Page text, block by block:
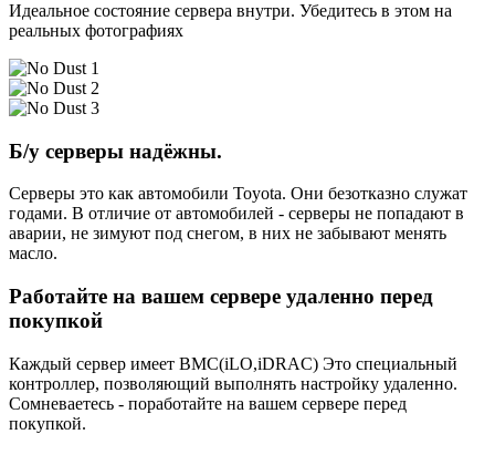
Идеальное состояние сервера внутри. Убедитесь в этом на
реальных фотографиях
Б/у серверы надёжны.
Серверы это как автомобили Toyota. Они безотказно служат
годами. В отличие от автомобилей - серверы не попадают в
аварии, не зимуют под снегом, в них не забывают менять
масло.
Работайте на вашем сервере удаленно перед
покупкой
Каждый сервер имеет BMC(iLO,iDRAC) Это специальный
контроллер, позволяющий выполнять настройку удаленно.
Сомневаетесь - поработайте на вашем сервере перед
покупкой.